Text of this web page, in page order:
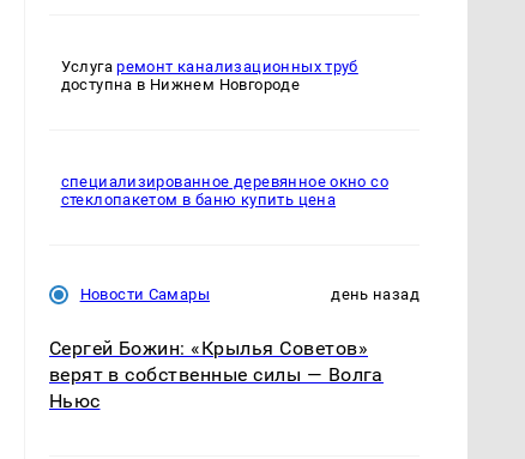
Услугаремонт канализационных труб
доступна в Нижнем Новгороде
специализированное деревянное окно со
стеклопакетом в баню купить цена
Новости Самары день назад
Сергей Божин: «Крылья Советов»
верят в собственные силы — Волга
Ньюс